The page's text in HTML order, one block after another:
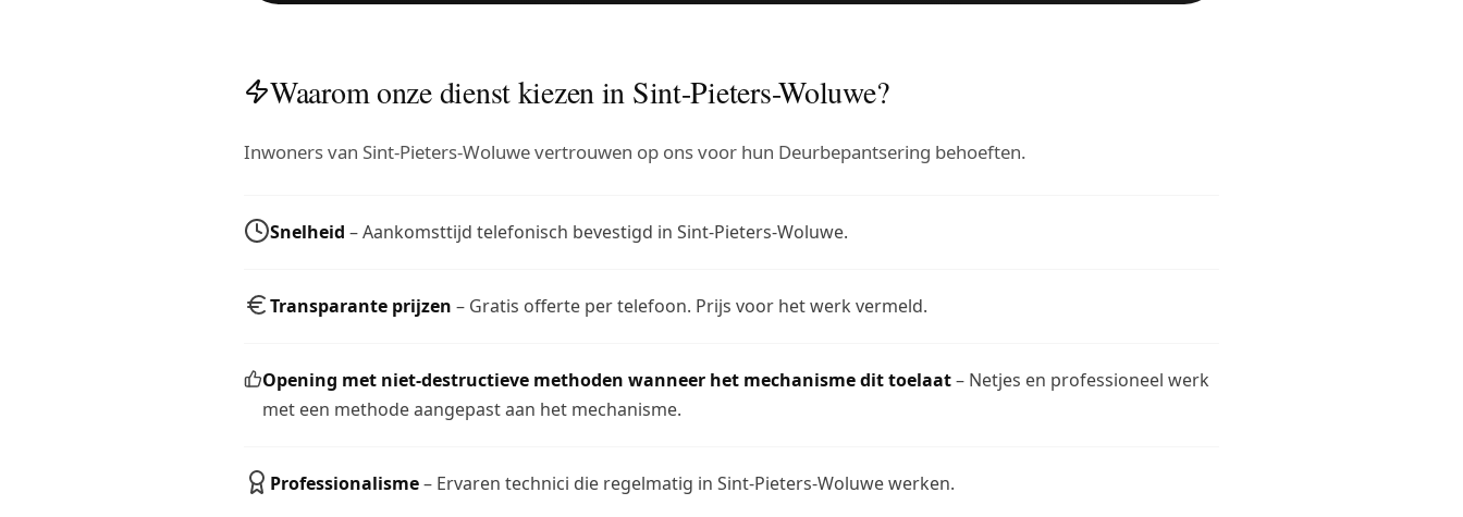
Waarom onze dienst kiezen in Sint-Pieters-Woluwe?
Inwoners van Sint-Pieters-Woluwe vertrouwen op ons voor hun Deurbepantsering behoeften.
Snelheid – Aankomsttijd telefonisch bevestigd in Sint-Pieters-Woluwe.
Transparante prijzen – Gratis offerte per telefoon. Prijs voor het werk vermeld.
Opening met niet-destructieve methoden wanneer het mechanisme dit toelaat– Netjes en professioneel werk
met een methode aangepast aan het mechanisme.
Professionalisme– Ervaren technici die regelmatig in Sint-Pieters-Woluwe werken.